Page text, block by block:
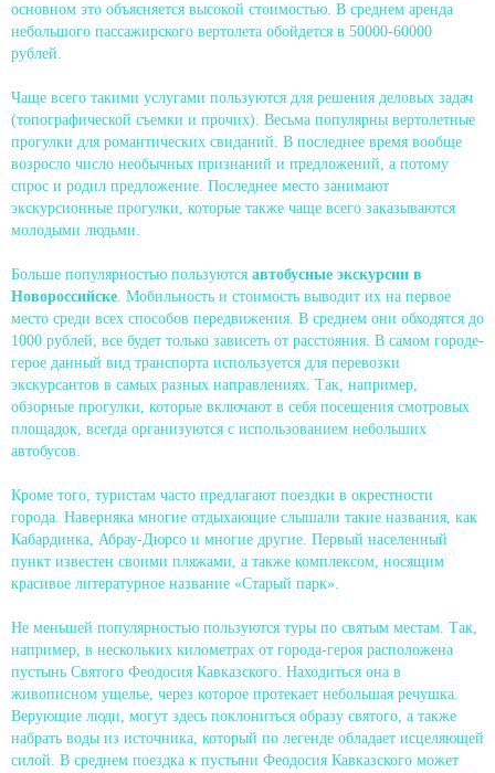
основном это объясняется высокой стоимостью. В среднем аренда
небольшого пассажирского вертолета обойдется в 50000-60000
рублей.
Чаще всего такими услугами пользуются для решения деловых задач
(топографической съемки и прочих). Весьма популярны вертолетные
прогулки для романтических свиданий. В последнее время вообще
возросло число необычных признаний и предложений, а потому
спрос и родил предложение. Последнее место занимают
экскурсионные прогулки, которые также чаще всего заказываются
молодыми людьми.
Больше популярностью пользуются автобусные экскурсии в
Новороссийске. Мобильность и стоимость выводит их на первое
место среди всех способов передвижения. В среднем они обходятся до
1000 рублей, все будет только зависеть от расстояния. В самом городе-
герое данный вид транспорта используется для перевозки
экскурсантов в самых разных направлениях. Так, например,
обзорные прогулки, которые включают в себя посещения смотровых
площадок, всегда организуются с использованием небольших
автобусов.
Кроме того, туристам часто предлагают поездки в окрестности
города. Наверняка многие отдыхающие слышали такие названия, как
Кабардинка, Абрау-Дюрсо и многие другие. Первый населенный
пункт известен своими пляжами, а также комплексом, носящим
красивое литературное название «Старый парк».
Не меньшей популярностью пользуются туры по святым местам. Так,
например, в нескольких километрах от города-героя расположена
пустынь Святого Феодосия Кавказского. Находиться она в
живописном ущелье, через которое протекает небольшая речушка.
Верующие люди, могут здесь поклониться образу святого, а также
набрать воды из источника, который по легенде обладает исцеляющей
силой. В среднем поездка к пустыни Феодосия Кавказского может